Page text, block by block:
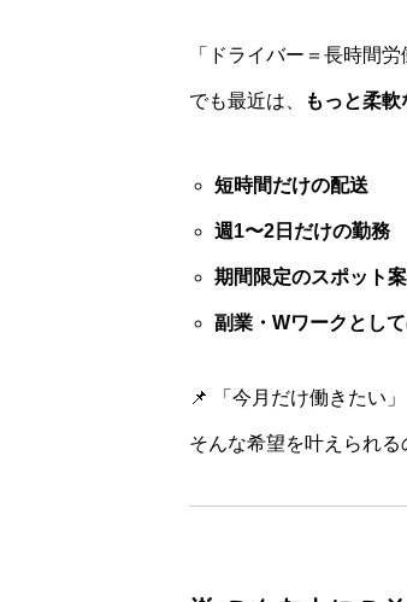
「ドライバー＝長時間
でも最近は、 もっと柔
短時間だけの配送
週1〜2日だけの勤務
期間限定のスポット
副業・Wワークとし
📌 「今月だけ働きたい
そんな希望を叶えられる